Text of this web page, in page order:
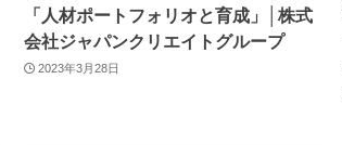
「人材ポートフォリオと育成」│株式
会社ジャパンクリエイトグループ
2023年3月28日